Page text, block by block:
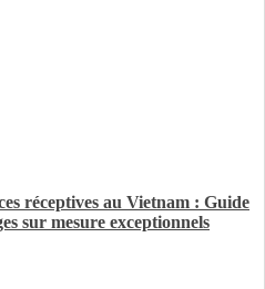
réceptives au Vietnam : Guide
sur mesure exceptionnels